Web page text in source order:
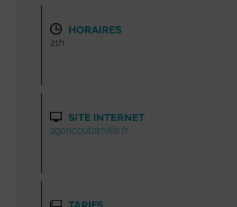
HORAIRES
21h
SITE INTERNET
agoncoutainville.fr